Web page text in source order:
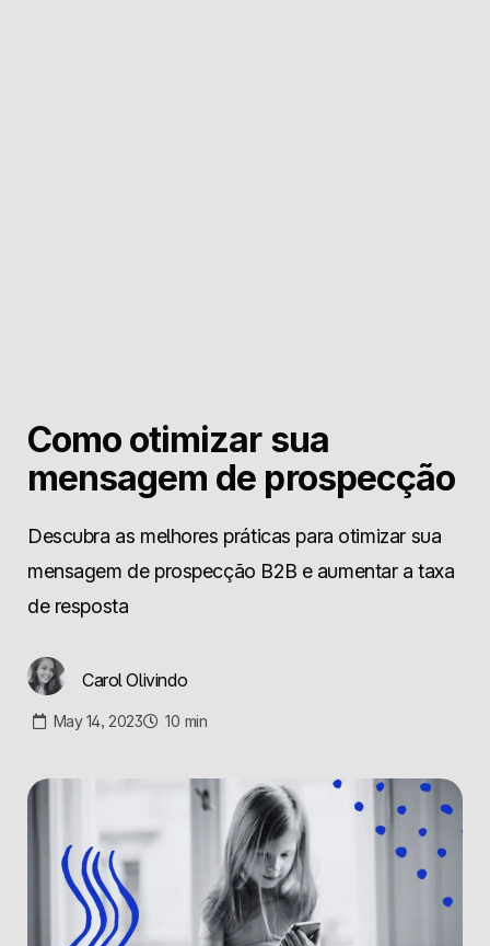
Como otimizar sua
mensagem de prospecção
Descubra as melhores práticas para otimizar sua
mensagem de prospecção B2B e aumentar a taxa
de resposta
Carol Olivindo
May 14, 2023 10 min